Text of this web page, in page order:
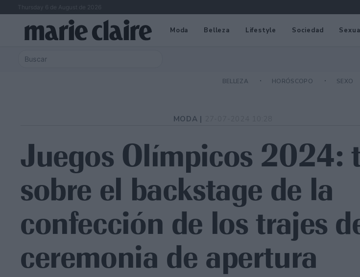
Thursday 6 de August de 2026
Moda Belleza Lifestyle Sociedad
BELLEZA HORÓSCOPO SEXO
MODA |
Juegos Olímpicos 2024:
sobre el backstage de la
confección de los trajes
ceremonia de apertura